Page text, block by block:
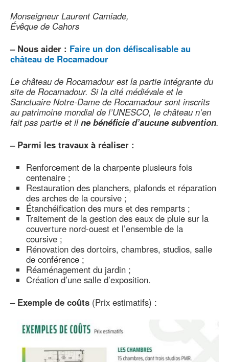
Monseigneur Laurent Camiade,
Évêque de Cahors
– Nous aider : Faire un don défiscalisable au
château de Rocamadour
Le château de Rocamadour est la partie intégrante du
site de Rocamadour. Si la cité médiévale et le
Sanctuaire Notre-Dame de Rocamadour sont inscrits
au patrimoine mondial de l’UNESCO, le château n’en
fait pas partie et ilne bénéficie d’aucune subvention.
– Parmi les travaux à réaliser :
Renforcement de la charpente plusieurs fois
centenaire ;
Restauration des planchers, plafonds et réparation
des arches de la coursive ;
Étanchéification des murs et des remparts ;
Traitement de la gestion des eaux de pluie sur la
couverture nord-ouest et l’ensemble de la
coursive ;
Rénovation des dortoirs, chambres, studios, salle
de conférence ;
Réaménagement du jardin ;
Création d’une salle d’exposition.
– Exemple de coûts (Prix estimatifs) :